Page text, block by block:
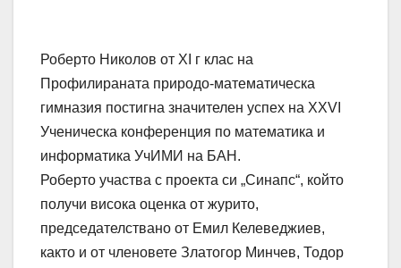
Роберто Николов от XI г клас на
Профилираната природо-математическа
гимназия постигна значителен успех на XXVI
Ученическа конференция по математика и
информатика УчИМИ на БАН.
Роберто участва с проекта си „Синапс“, който
получи висока оценка от журито,
председателствано от Емил Келеведжиев,
както и от членовете Златогор Минчев, Тодор